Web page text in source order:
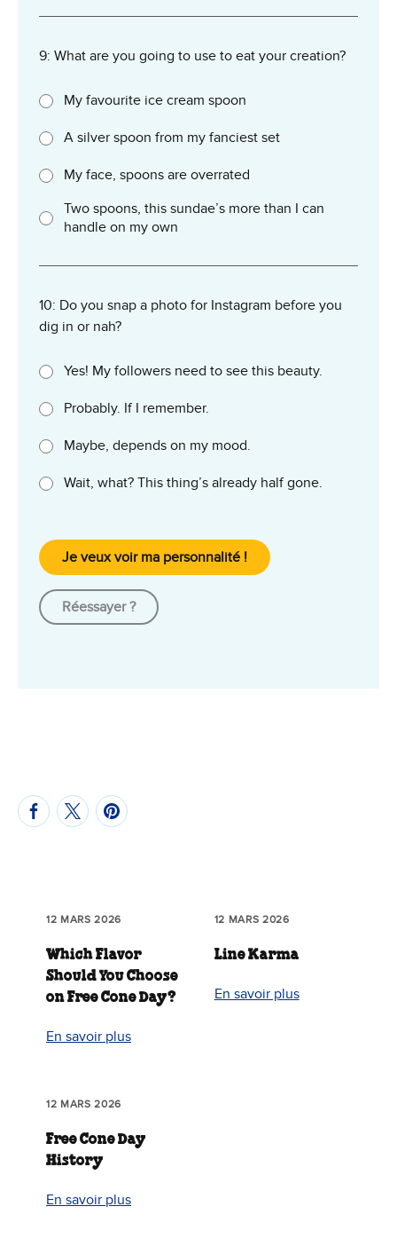
9: What are you going to use to eat your creation?
My favourite ice cream spoon
A silver spoon from my fanciest set
My face, spoons are overrated
Two spoons, this sundae’s more than I can
handle on my own
10: Do you snap a photo for Instagram before you
dig in or nah?
Yes! My followers need to see this beauty.
Probably. If I remember.
Maybe, depends on my mood.
Wait, what? This thing’s already half gone.
Je veux voir ma personnalité !
Réessayer ?
12 MARS 2026
Which Flavor
Should You Choose
on Free Cone Day?
En savoir plus
12 MARS 2026
Line Karma
En savoir plus
12 MARS 2026
Free Cone Day
History
En savoir plus